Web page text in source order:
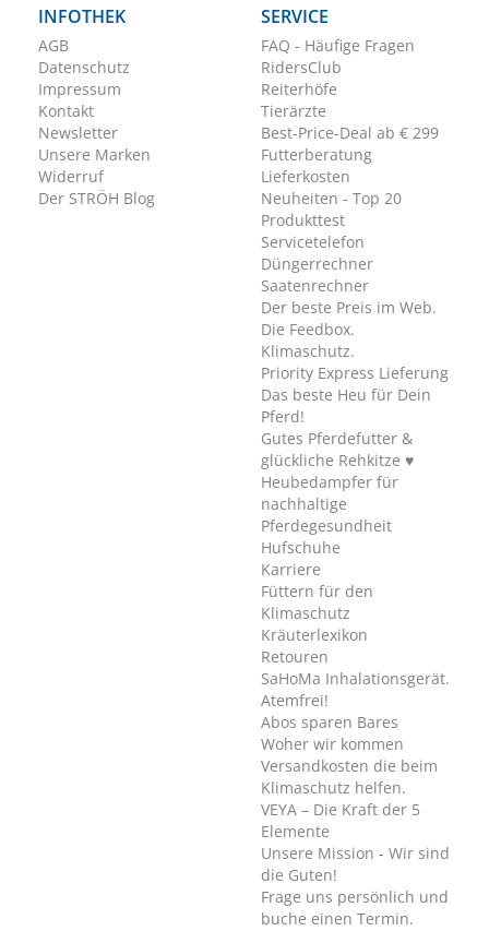
INFOTHEK
AGB
Datenschutz
Impressum
Kontakt
Newsletter
Unsere Marken
Widerruf
Der STRÖH Blog
SERVICE
FAQ - Häufige Fragen
RidersClub
Reiterhöfe
Tierärzte
Best-Price-Deal ab € 299
Futterberatung
Lieferkosten
Neuheiten - Top 20
Produkttest
Servicetelefon
Düngerrechner
Saatenrechner
Der beste Preis im Web.
Die Feedbox.
Klimaschutz.
Priority Express Lieferung
Das beste Heu für Dein
Pferd!
Gutes Pferdefutter &
glückliche Rehkitze ♥
Heubedampfer für
nachhaltige
Pferdegesundheit
Hufschuhe
Karriere
Füttern für den
Klimaschutz
Kräuterlexikon
Retouren
SaHoMa Inhalationsgerät.
Atemfrei!
Abos sparen Bares
Woher wir kommen
Versandkosten die beim
Klimaschutz helfen.
VEYA – Die Kraft der 5
Elemente
Unsere Mission - Wir sind
die Guten!
Frage uns persönlich und
buche einen Termin.